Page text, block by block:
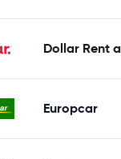
Dollar Rent
Europcar